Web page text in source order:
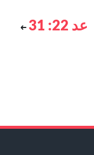
عد 22: 31